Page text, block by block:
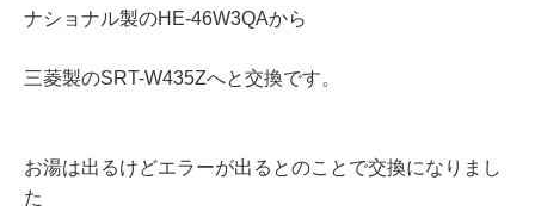
ナショナル製のHE-46W3QAから
三菱製のSRT-W435Zへと交換です。
お湯は出るけどエラーが出るとのことで交換になりまし
た